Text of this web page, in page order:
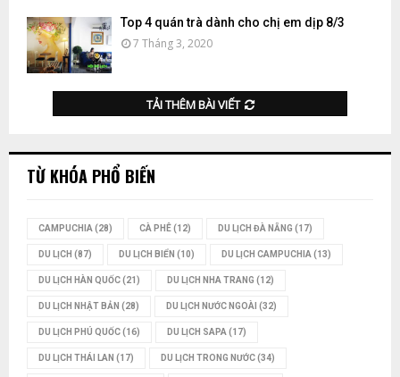
Top 4 quán trà dành cho chị em dịp 8/3
7 Tháng 3, 2020
TẢI THÊM BÀI VIẾT
TỪ KHÓA PHỔ BIẾN
CAMPUCHIA (28) CÀ PHÊ(12) DU LỊCH ĐÀ NẴNG (17)
DU LỊCH (87) DU LỊCH BIỂN (10) DU LỊCH CAMPUCHIA (13)
DU LỊCH HÀN QUỐC(21) DU LỊCH NHA TRANG (12)
DU LỊCH NHẬT BẢN (28) DU LỊCH NƯỚC NGOÀI (32)
DU LỊCH PHÚ QUỐC(16) DU LỊCH SAPA (17)
DU LỊCH THÁI LAN (17) DU LỊCH TRONG NƯỚC(34)